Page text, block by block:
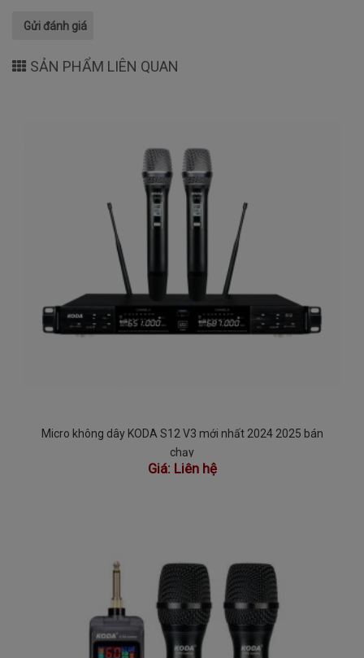
SẢN PHẨM LIÊN QUAN
Micro không dây KODA S12 V3 mới nhất 2024 2025 bán
chạy
Giá: Liên hệ